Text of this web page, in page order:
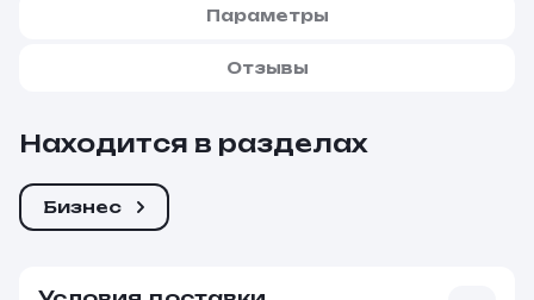
Параметры
Отзывы
Находится в разделах
Бизнес